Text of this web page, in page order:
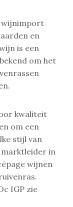
wijnimport
en
is een
bekend om het
kwaliteit
om een
stijl van
marktleider in
wijnen
IGP zie